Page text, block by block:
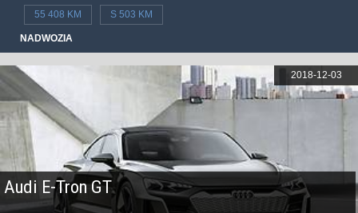
55 408 KM S 503 KM
NADWOZIA
Audi E-Tron GT
2018-12-03